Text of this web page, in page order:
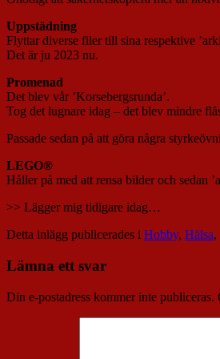
Uppstädning
Flyttar diverse filer till sina respektive
Det är ju 2023 nu.
Promenad
Det blev vår ’Korsebergsrunda’.
Tog det lugnare idag – det blev mindre
Passade sedan på att göra några
LEGO®
Håller på med att rensa bilder och sedan
>> Lägger mig tidigare idag…
Detta inlägg publicerades i Hobby, Hälsa,
Lämna ett svar
Din e-postadress kommer inte publiceras.